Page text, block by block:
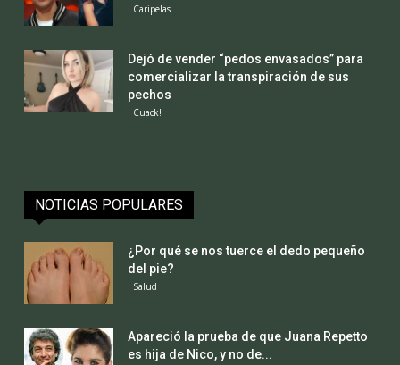
Caripelas
Dejó de vender “pedos envasados” para
comercializar la transpiración de sus
pechos
Cuack!
NOTICIAS POPULARES
¿Por qué se nos tuerce el dedo pequeño
del pie?
Salud
Apareció la prueba de que Juana Repetto
es hija de Nico, y no de...